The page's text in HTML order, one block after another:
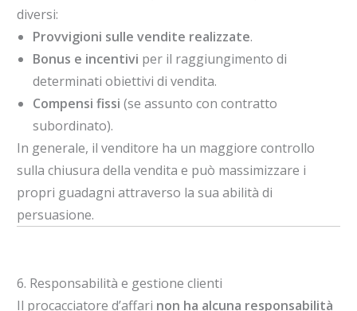
diversi:
Provvigioni sulle vendite realizzate.
Bonus e incentivi per il raggiungimento di
determinati obiettivi di vendita.
Compensi fissi (se assunto con contratto
subordinato).
In generale, il venditore ha un maggiore controllo
sulla chiusura della vendita e può massimizzare i
propri guadagni attraverso la sua abilità di
persuasione.
6. Responsabilità e gestione clienti
Il procacciatore d’affari non ha alcuna responsabilità